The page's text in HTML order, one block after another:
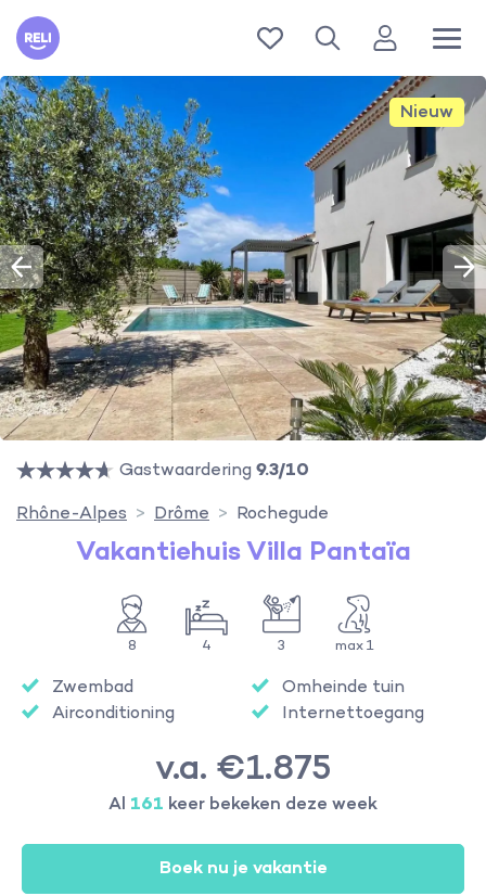
Reli
Nieuw
Gastwaardering 9.3/10
Rhône-Alpes
Drôme Rochegude
Vakantiehuis Villa Pantaïa
8 4 3 max 1
Zwembad
Airconditioning
Omheinde tuin
Internettoegang
v.a. €1.875
Al 161 keer bekeken deze week
Boek nu je vakantie